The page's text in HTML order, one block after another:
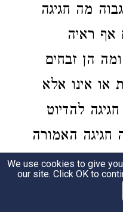
מה חגיגה
אף ראיה
הן זבחים
או אינו אלא
להדיוט
חגיגה האמורה
האמורה
שלא יהא
We use cookies to give
our site. Click OK to